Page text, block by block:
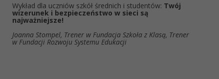
Wykład dla uczniów szkół średnich i studentów: Twój
wizerunek i bezpieczeństwo w sieci są
najważniejsze!
Joanna Stompel, Trener w Fundacja Szkoła z Klasą, Trener
w Fundacji Rozwoju Systemu Edukacji